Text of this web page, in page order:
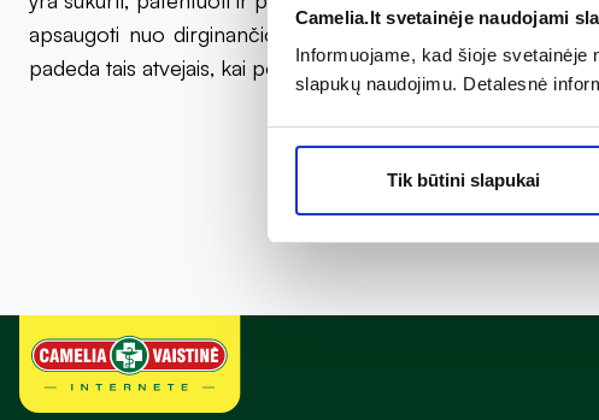
Camelia.lt svetainėje naudojami
Informuojame, kad šioje
slapukų naudojimu. Detalesnė
Tik būtini slapukai
apsaugoti nuo dirginančio skrandžio rūgšties poveikio.
padeda tais atvejais, kai po valgio reikia nedelsiant